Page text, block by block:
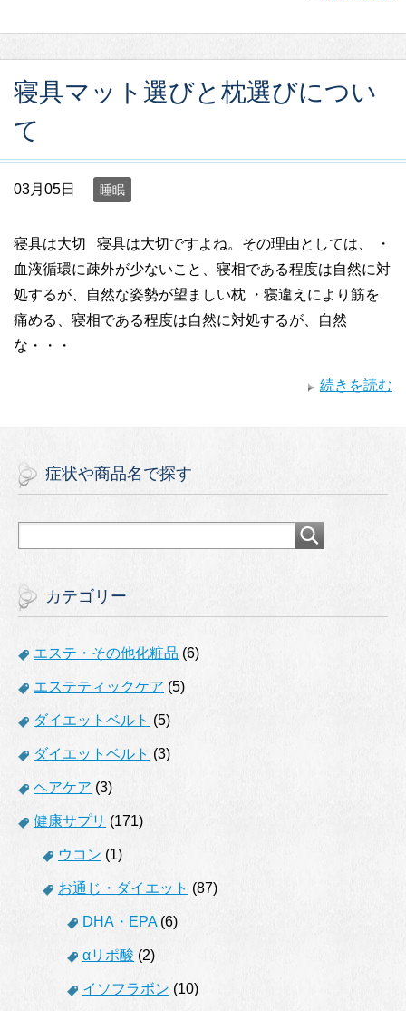
寝具マット選びと枕選びについ
て
03月05日 睡眠
寝具は大切 寝具は大切ですよね。その理由としては、 ・
血液循環に疎外が少ないこと、寝相である程度は自然に対
処するが、自然な姿勢が望ましい枕 ・寝違えにより筋を
痛める、寝相である程度は自然に対処するが、自然
な・・・
続きを読む
症状や商品名で探す
カテゴリー
エステ・その他化粧品 (6)
エステティックケア (5)
ダイエットベルト (5)
ダイエットベルト (3)
ヘアケア (3)
健康サプリ (171)
ウコン (1)
お通じ・ダイエット (87)
DHA・EPA(6)
αリポ酸 (2)
イソフラボン (10)